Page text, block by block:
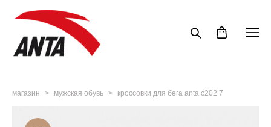
магазин > мужская обувь > кроссовки для бега anta c202 7